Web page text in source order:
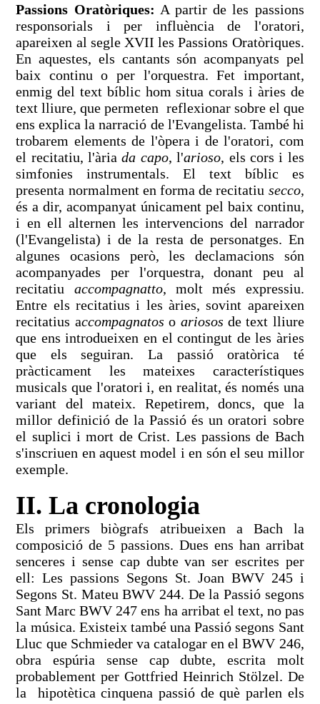
Passions Oratòriques: A partir de les passions
responsorials i per influència de l'oratori,
apareixen al segle XVII les Passions Oratòriques.
En aquestes, els cantants són acompanyats pel
baix continu o per l'orquestra. Fet important,
enmig del text bíblic hom situa corals i àries de
text lliure, que permeten reflexionar sobre el que
ens explica la narració de l'Evangelista. També hi
trobarem elements de l'òpera i de l'oratori, com
el recitatiu, l'àriada capo, l'arioso, els cors i les
simfonies instrumentals. El text bíblic es
presenta normalment en forma de recitatiu secco,
és a dir, acompanyat únicament pel baix continu,
i en ell alternen les intervencions del narrador
(l'Evangelista) i de la resta de personatges. En
algunes ocasions però, les declamacions són
acompanyades per l'orquestra, donant peu al
recitatiu accompagnatto, molt més expressiu.
Entre els recitatius i les àries, sovint apareixen
recitatius accompagnatos o ariosos de text lliure
que ens introdueixen en el contingut de les àries
que els seguiran. La passió oratòrica té
pràcticament les mateixes característiques
musicals que l'oratori i, en realitat, és només una
variant del mateix. Repetirem, doncs, que la
millor definició de la Passió és un oratori sobre
el suplici i mort de Crist. Les passions de Bach
s'inscriuen en aquest model i en són el seu millor
exemple.
II. La cronologia
Els primers biògrafs atribueixen a Bach la
composició de 5 passions. Dues ens han arribat
senceres i sense cap dubte van ser escrites per
ell: Les passions Segons St. Joan BWV 245 i
Segons St. Mateu BWV 244. De la Passió segons
Sant Marc BWV 247 ens ha arribat el text, no pas
la música. Existeix també una Passió segons Sant
Lluc que Schmieder va catalogar en el BWV 246,
obra espúria sense cap dubte, escrita molt
probablement per Gottfried Heinrich Stölzel. De
la hipotètica cinquena passió de què parlen els